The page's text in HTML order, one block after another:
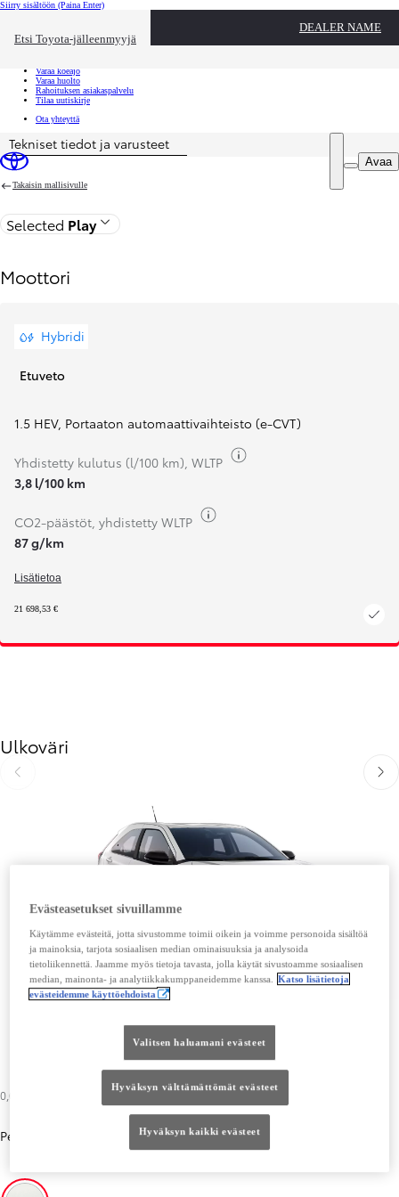
Siirry sisältöön (Paina Enter)
Etsi Toyota-jälleenmyyjä
DEALER NAME
Toyota palvelee Sulje
Varaa koeajo
Varaa huolto
Rahoituksen asiakaspalvelu
Tilaa uutiskirje
Ota yhteyttä
Avaa
Price is updated The price of your configuration is 21 698,53 €
Tekniset tiedot ja varusteet
Takaisin mallisivulle
Selected Play
Moottori
Hybridi
Etuveto
1.5 HEV, Portaaton automaattivaihteisto (e-CVT)
Yhdistetty kulutus (l/100 km), WLTP
3,8 l/100 km
CO2-päästöt, yhdistetty WLTP
87 g/km
Lisätietoa
21 698,53 €
Ulkoväri
Edellinen
0,00 €
Perusväri Super White (040) 0,00 €
Evästeasetukset sivuillamme
Käytämme evästeitä, jotta sivustomme toimii oikein ja voimme personoida sisältöä
ja mainoksia, tarjota sosiaalisen median ominaisuuksia ja analysoida
tietoliikennettä. Jaamme myös tietoja tavasta, jolla käytät sivustoamme sosiaalisen
median, mainonta- ja analytiikkakumppaneidemme kanssa.
Katso lisätietoja
evästeidemme käyttöehdoista
Valitsen haluamani evästeet
Hyväksyn välttämättömät evästeet
Hyväksyn kaikki evästeet